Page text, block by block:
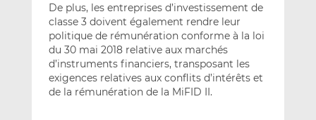
De plus, les entreprises d’investissement de
classe 3 doivent également rendre leur
politique de rémunération conforme à la loi
du 30 mai 2018 relative aux marchés
d’instruments financiers, transposant les
exigences relatives aux conflits d’intérêts et
de la rémunération de la MiFID II.